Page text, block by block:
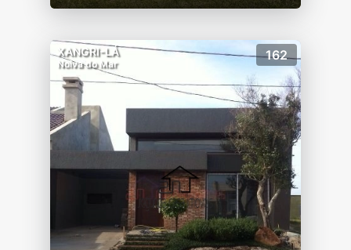
XANGRI-LÁ
Noiva do Mar
162